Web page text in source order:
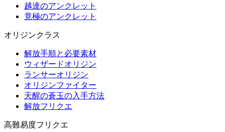
越達のアンクレット
竟極のアンクレット
オリジンクラス
解放手順と必要素材
ウィザードオリジン
ランサーオリジン
オリジンファイター
天醒の蒼玉の入手方法
解放フリクエ
高難易度フリクエ